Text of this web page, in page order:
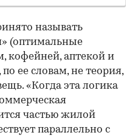
называть
(оптимальные
аптекой и
ее словам, не теория,
«Когда эта логика
частью жилой
параллельно с